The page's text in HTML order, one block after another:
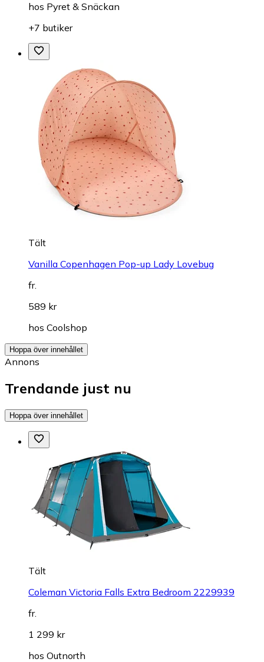
hos Pyret & Snäckan
+7 butiker
Tält
Vanilla Copenhagen Pop-up Lady Lovebug
fr.
589 kr
hos Coolshop
Hoppa över innehållet
Annons
Trendande just nu
Hoppa över innehållet
Tält
Coleman Victoria Falls Extra Bedroom 2229939
fr.
1 299 kr
hos Outnorth